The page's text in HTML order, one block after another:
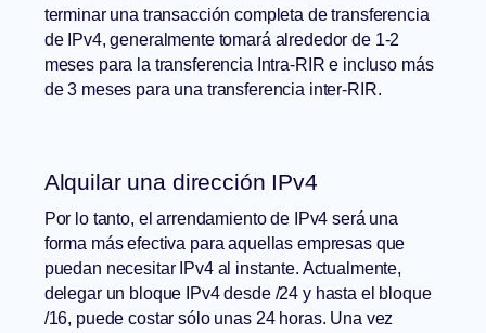
terminar una transacción completa de transferencia
de IPv4, generalmente tomará alrededor de 1-2
meses para la transferencia Intra-RIR e incluso más
de 3 meses para una transferencia inter-RIR.
Alquilar una dirección IPv4
Por lo tanto, el arrendamiento de IPv4 será una
forma más efectiva para aquellas empresas que
puedan necesitar IPv4 al instante. Actualmente,
delegar un bloque IPv4 desde /24 y hasta el bloque
/16, puede costar sólo unas 24 horas. Una vez